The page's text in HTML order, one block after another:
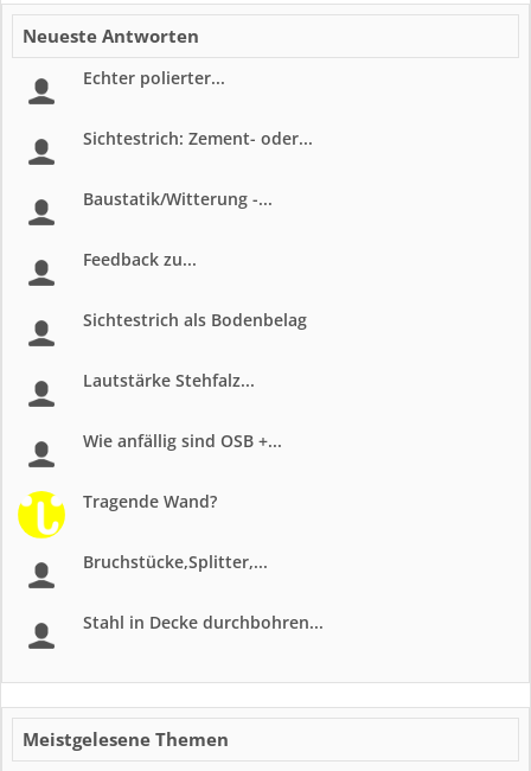
Neueste Antworten
Echter polierter...
Sichtestrich: Zement- oder...
Baustatik/Witterung -...
Feedback zu...
Sichtestrich als Bodenbelag
Lautstärke Stehfalz...
Wie anfällig sind OSB +...
Tragende Wand?
Bruchstücke,Splitter,...
Stahl in Decke durchbohren...
Meistgelesene Themen